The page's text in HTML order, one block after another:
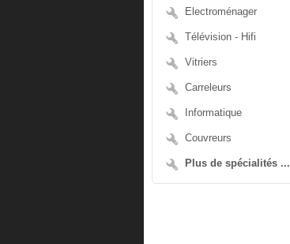
Electroménager
Télévision - Hifi
Vitriers
Carreleurs
Informatique
Couvreurs
Plus de spécialités ...